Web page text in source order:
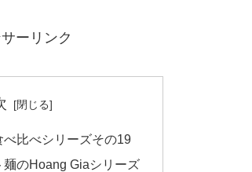
ーリンク
比べシリーズその19
のHoang Giaシリーズ